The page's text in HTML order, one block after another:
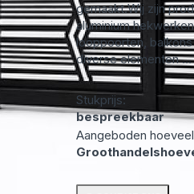
gemaakt.Wij zijn
aluminium
looppoorten,
diverse elementen ...
Stukprijs:
bespreekbaar
Aangeboden